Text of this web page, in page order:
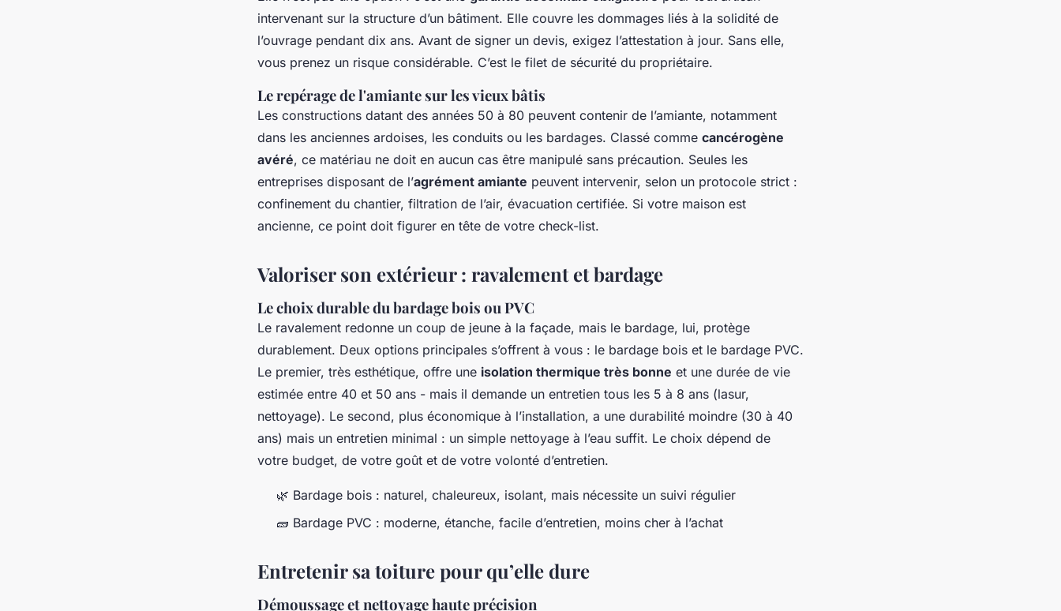
intervenant sur la structure d’un bâtiment. Elle couvre les dommages liés à la solidité de
l’ouvrage pendant dix ans. Avant de signer un devis, exigez l’attestation à jour. Sans elle,
vous prenez un risque considérable. C’est le filet de sécurité du propriétaire.
Le repérage de l'amiante sur les vieux bâtis
Les constructions datant des années 50 à 80 peuvent contenir de l’amiante, notamment
dans les anciennes ardoises, les conduits ou les bardages. Classé comme cancérogène
avéré, ce matériau ne doit en aucun cas être manipulé sans précaution. Seules les
entreprises disposant de l’agrément amiante peuvent intervenir, selon un protocole strict :
confinement du chantier, filtration de l’air, évacuation certifiée. Si votre maison est
ancienne, ce point doit figurer en tête de votre check-list.
Valoriser son extérieur : ravalement et bardage
Le choix durable du bardage bois ou PVC
Le ravalement redonne un coup de jeune à la façade, mais le bardage, lui, protège
durablement. Deux options principales s’offrent à vous : le bardage bois et le bardage PVC.
Le premier, très esthétique, offre une isolation thermique très bonne et une durée de vie
estimée entre 40 et 50 ans - mais il demande un entretien tous les 5 à 8 ans (lasur,
nettoyage). Le second, plus économique à l’installation, a une durabilité moindre (30 à 40
ans) mais un entretien minimal : un simple nettoyage à l’eau suffit. Le choix dépend de
votre budget, de votre goût et de votre volonté d’entretien.
🌿 Bardage bois : naturel, chaleureux, isolant, mais nécessite un suivi régulier
🧱 Bardage PVC : moderne, étanche, facile d’entretien, moins cher à l’achat
Entretenir sa toiture pour qu’elle dure
Démoussage et nettoyage haute précision